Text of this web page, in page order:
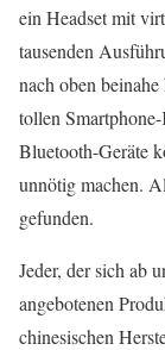
ein Headset mit
tausenden
nach oben
tollen
Bluetooth-Geräte
unnötig machen.
gefunden.
Jeder, der sich ab
angebotenen
chinesischen